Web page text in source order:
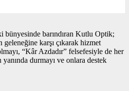
bünyesinde barındıran Kutlu Optik;
karşı çıkarak hizmet
“Kâr Azdadır” felsefesiyle de her
yanında durmayı ve onlara destek